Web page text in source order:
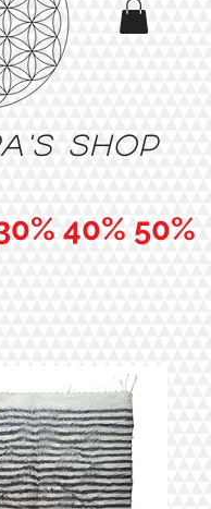
shop
40% 50%